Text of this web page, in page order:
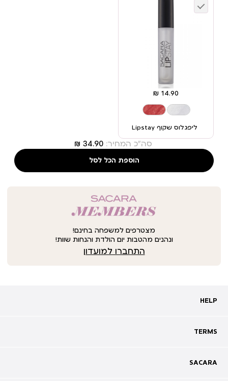
ליפגלוס שקוף Lipstay
סה"כ המחיר:
הוספת הכל לסל
מצטרפים למשפחה בחינם!
ונהנים מהטבות יום הולדת והנחות שוות!
התחברו למועדון
HELP
HELP
שאלות ותשובות
TERMS
TERMS
מדיניות פרטיות
SACARA
SACARA